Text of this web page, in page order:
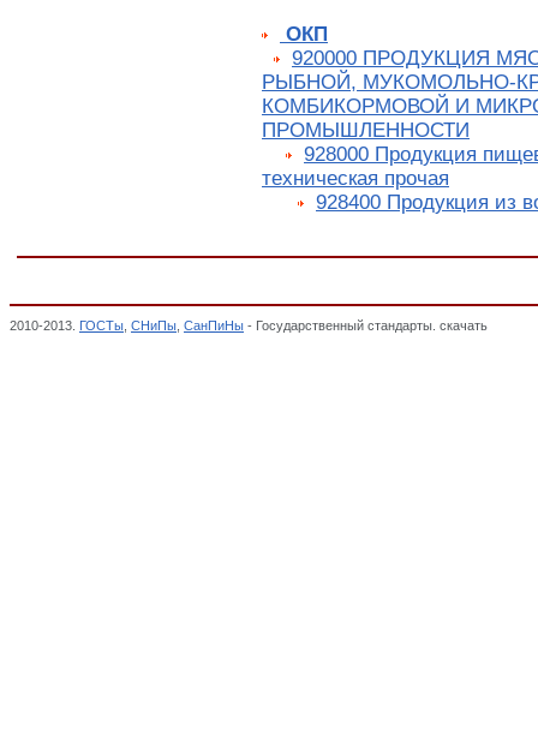
ОКП
920000 ПРОДУКЦИЯ
РЫБНОЙ, МУКОМОЛЬНО-
КОМБИКОРМОВОЙ И
ПРОМЫШЛЕННОСТИ
928000 Продукция
техническая прочая
928400 Продукция из
2010-2013. ГОСТы СНиПы СанПиНы - Государственный стандарты. скачать